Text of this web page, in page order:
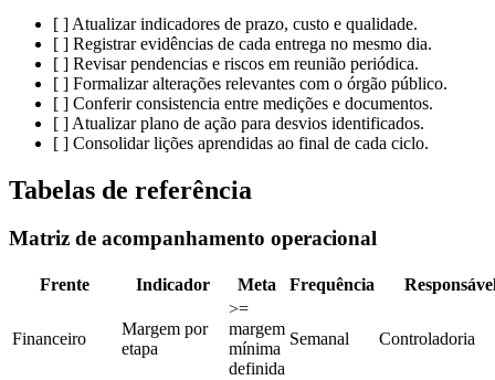
[ ] Atualizar indicadores de prazo, custo e qualidade.
[ ] Registrar evidências de cada entrega no mesmo dia.
[ ] Revisar pendencias e riscos em reunião periódica.
[ ] Formalizar alterações relevantes com o órgão público.
[ ] Conferir consistencia entre medições e documentos.
[ ] Atualizar plano de ação para desvios identificados.
[ ] Consolidar lições aprendidas ao final de cada ciclo.
Tabelas de referência
Matriz de acompanhamento operacional
Frente Indicador Meta Frequência
Financeiro
Margem por
etapa
>=
margem
mínima
definida
Semanal Controladoria